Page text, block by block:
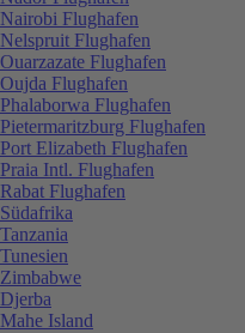
Nairobi Flughafen
Nelspruit Flughafen
Ouarzazate Flughafen
Oujda Flughafen
Phalaborwa Flughafen
Pietermaritzburg Flughafen
Port Elizabeth Flughafen
Praia Intl. Flughafen
Rabat Flughafen
Südafrika
Tanzania
Tunesien
Zimbabwe
Djerba
Mahe Island